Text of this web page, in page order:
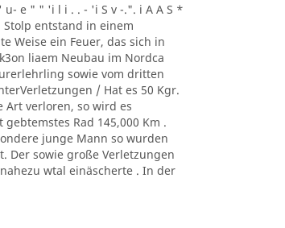
u- e " " 'i l i . . - 'i S v -.". i A A S *
Stolp entstand in einem
Weise ein Feuer, das sich in
liaem Neubau im Nordca
sowie vom dritten
/ Hat es 50 Kgr.
Art verloren, so wird es
Rad 145,000 Km .
junge Mann so wurden
Der sowie große Verletzungen
wtal einäscherte . In der